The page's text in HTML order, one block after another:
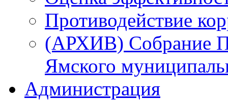
Противодействие
(АРХИВ) Собрание
Ямского
Администрация